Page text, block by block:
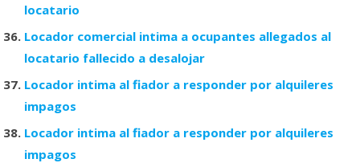
locatario
Locador comercial intima a ocupantes allegados al
locatario fallecido a desalojar
Locador intima al fiador a responder por alquileres
impagos
Locador intima al fiador a responder por alquileres
impagos